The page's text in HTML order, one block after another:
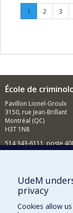
Page
1
Current
Page
2 Page
3
École de
Pavillon Lionel-Groulx
3150, rue Jean-Brillant
Montréal (QC)
H3T 1N8
514 343-6111, poste
Comment soutenir
BESOIN D'AIDE?
Plan du site
UdeM
privacy
Cookies allow